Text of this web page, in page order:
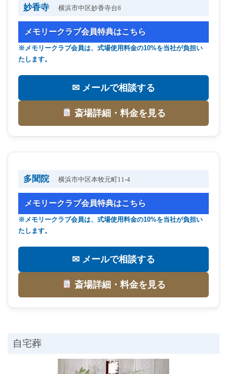
妙香寺 横浜市中区妙香寺台8
メモリークラブ会員特典はこちら
※メモリークラブ会員は、式場使用料金の10%を当社が負担い
たします。
✉ メールで相談する
斎場詳細・料金を見る
多聞院 横浜市中区本牧元町11-4
メモリークラブ会員特典はこちら
※メモリークラブ会員は、式場使用料金の10%を当社が負担い
たします。
✉ メールで相談する
斎場詳細・料金を見る
自宅葬